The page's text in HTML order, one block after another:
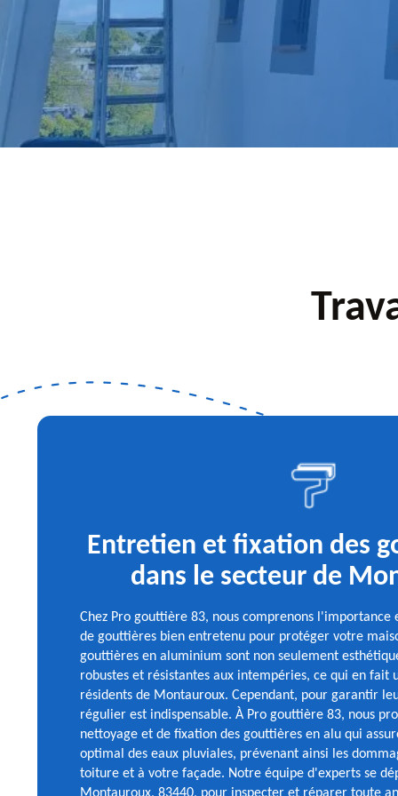
Entretien et fixation des
dans le secteur de
Chez Pro gouttière 83, nous comprenons l'importance
de gouttières bien entretenu pour protéger votre
gouttières en aluminium sont non seulement
robustes et résistantes aux intempéries, ce qui en fait
résidents de Montauroux. Cependant, pour garantir
régulier est indispensable. À Pro gouttière 83, nous
nettoyage et de fixation des gouttières en alu qui
optimal des eaux pluviales, prévenant ainsi les
toiture et à votre façade. Notre équipe d'experts se